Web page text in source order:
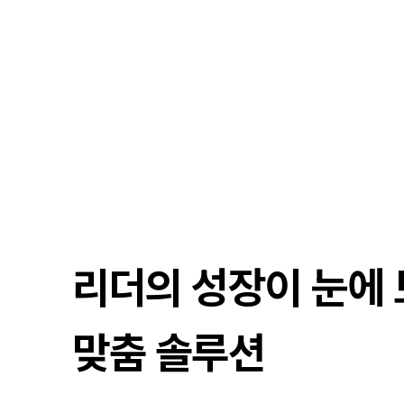
리더의 성장이 눈에
맞춤 솔루션